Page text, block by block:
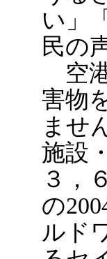
い」
民の
空
害物
ませ
施設
３，
の
ルド